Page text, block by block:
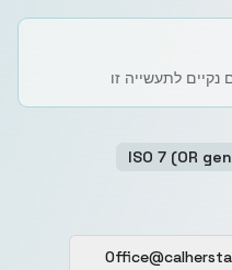
נקיים לתעשייה זו
ISO 7 (OR